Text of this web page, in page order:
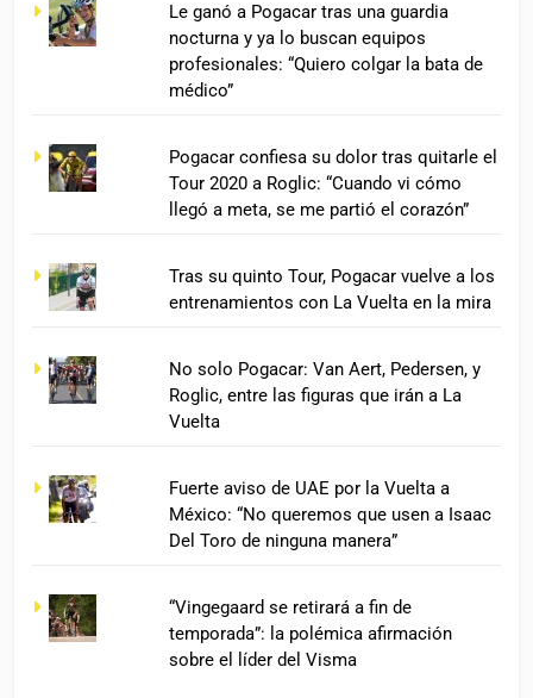
Le ganó a Pogacar tras una guardia
nocturna y ya lo buscan equipos
profesionales: “Quiero colgar la bata de
médico”
Pogacar confiesa su dolor tras quitarle el
Tour 2020 a Roglic: “Cuando vi cómo
llegó a meta, se me partió el corazón”
Tras su quinto Tour, Pogacar vuelve a los
entrenamientos con La Vuelta en la mira
No solo Pogacar: Van Aert, Pedersen, y
Roglic, entre las figuras que irán a La
Vuelta
Fuerte aviso de UAE por la Vuelta a
México: “No queremos que usen a Isaac
Del Toro de ninguna manera”
“Vingegaard se retirará a fin de
temporada”: la polémica afirmación
sobre el líder del Visma